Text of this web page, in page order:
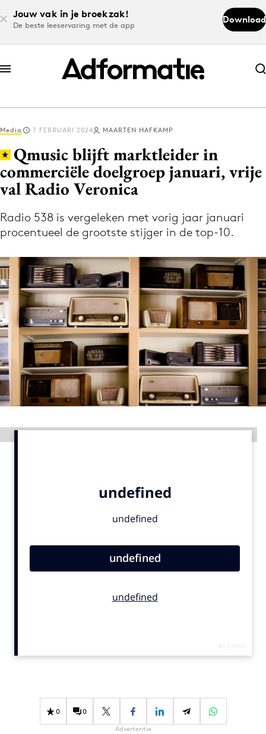
Jouw vak in je broekzak!
De beste leeservaring met de app
Download
Abonneer nu
Abonneer nu
Log in
Download de app
Volg het laatste nieuws via de Adformatie
Nieuws app
Menu
Home
9 sept: GenAI-training
12 nov: MarketingLive!
Adverteren
Events
Opleidingen
Vacatures
Bureaus
Effectiviteit
Media 7 FEBRUARI 2024 MAARTEN HAFKAMP
Qmusic blijft marktleider in
commerciële doelgroep januari, vrije
val Radio Veronica
Radio 538 is vergeleken met vorig jaar januari
procentueel de grootste stijger in de top-10.
0 0
Advertentie